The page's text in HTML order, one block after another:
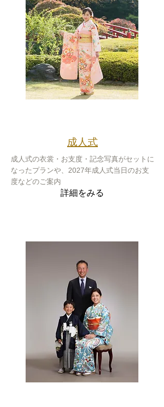
​成人式
成人式の衣裳・お支度・記念写真がセットに
なったプランや、2027年成人式当日のお支
度などのご案内
詳細をみる